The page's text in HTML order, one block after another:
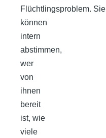
Flüchtlingsproblem. Sie
können
intern
abstimmen,
wer
von
ihnen
bereit
ist, wie
viele